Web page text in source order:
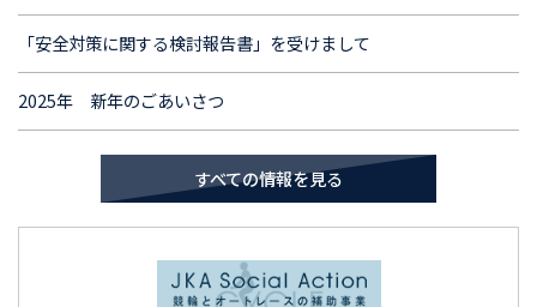
「安全対策に関する検討報告書」を受けまして
2025年 新年のごあいさつ
すべての情報を見る